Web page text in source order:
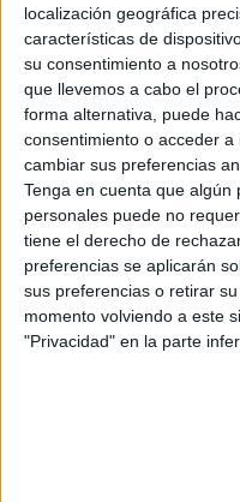
localización geográfica
características de
su consentimiento a
que llevemos a cabo el
forma alternativa, puede
consentimiento o acceder
cambiar sus preferencias
Tenga en cuenta que
personales puede no
tiene el derecho de
preferencias se aplicarán
sus preferencias o retirar
momento volviendo a este
"Privacidad" en la parte
Chica
¿En qué año terminas
Soy estudiante de:*
Términos y
Aceptolos Términos y